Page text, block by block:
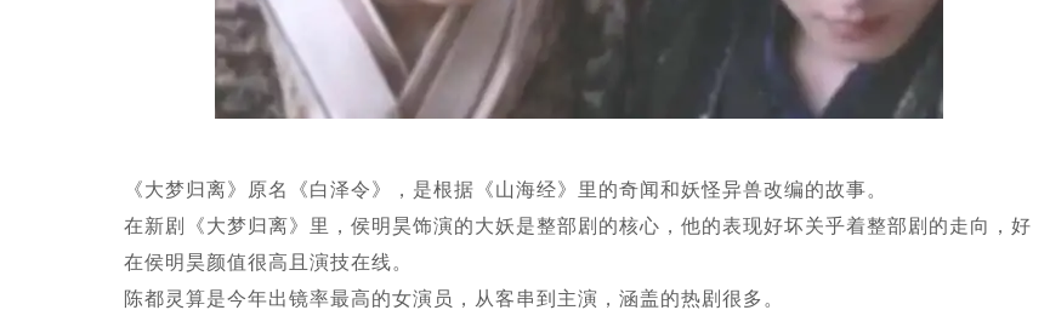
《大梦归离》原名《白泽令》，是根据《山海经》里的奇闻和妖怪异兽改编的故事。
在新剧《大梦归离》里，侯明昊饰演的大妖是整部剧的核心，他的表现好坏关乎着整部剧的走向，好
在侯明昊颜值很高且演技在线。
陈都灵算是今年出镜率最高的女演员，从客串到主演，涵盖的热剧很多。